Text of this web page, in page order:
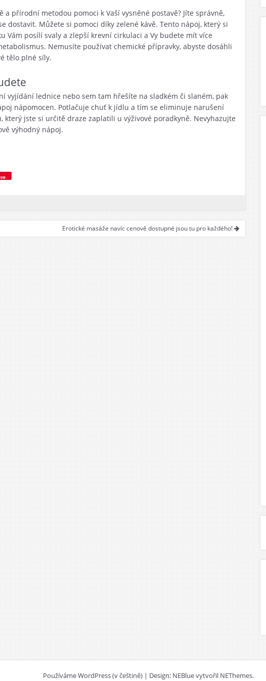
a přírodní metodou pomoci k Vaší vysněné postavě? Jíte správně,
dostavit. Můžete si pomoci díky zelené kávě. Tento nápoj, který si
Vám posílí svaly a zlepší krevní cirkulaci a Vy budete mít více
Nemusíte používat chemické přípravky, abyste dosáhli
tělo plné síly.
vyjídání lednice nebo sem tam hřešíte na sladkém či slaném, pak
nápomocen. Potlačuje chuť k jídlu a tím se eliminuje narušení
který jste si určitě draze zaplatili u výživové poradkyně. Nevyhazujte
výhodný nápoj.
Erotické masáže navíc cenově dostupné jsou tu pro každého!
Používáme WordPress (v češtině) | Design: NEBlue vytvořil NEThemes.